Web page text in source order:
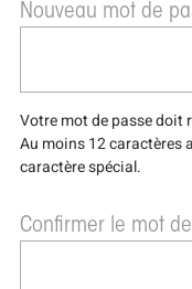
Nouveau mot de
Votre mot de passe doit
Au moins 12 caractères
caractère spécial.
Confirmer le mot